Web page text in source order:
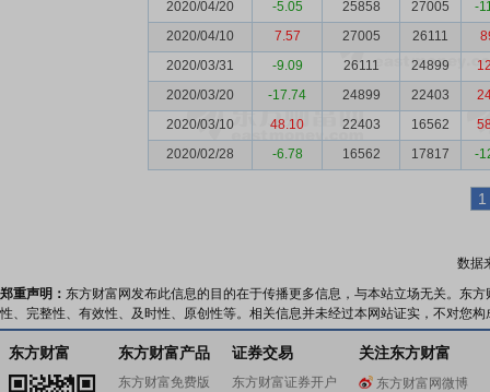
2020/04/20
-5.05 25858 27005
-
2020/04/10
7.57 27005 26111
2020/03/31
-9.09 26111 24899
2020/03/20
-17.74 24899 22403
2020/03/10
48.10 22403 16562
2020/02/28
-6.78 16562 17817 -
1
数据
郑重声明： 东方财富网发布此信息的目的在于传播更多信息，与本站立场无关。东
性、完整性、有效性、及时性、原创性等。相关信息并未经过本网站证实，不对您
东方财富 东方财富产品
东方财富免费版
证券交易
东方财富证券开户
关注东方财富
东方财富网微博